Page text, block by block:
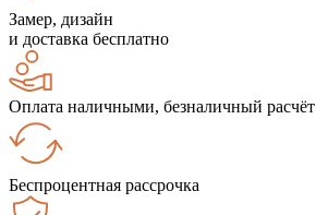
Замер, дизайн
и доставка бесплатно
Оплата наличными, безналичный расчёт
Беспроцентная рассрочка